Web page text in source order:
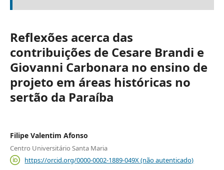
Reflexões acerca das
contribuições de Cesare Brandi e
Giovanni Carbonara no ensino de
projeto em áreas históricas no
sertão da Paraíba
Filipe Valentim Afonso
Centro Universitário Santa Maria
https://orcid.org/0000-0002-1889-049X (não autenticado)